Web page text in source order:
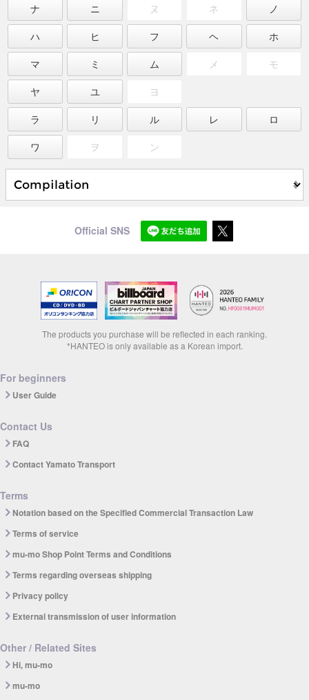
ナ
ニ ヌ ネ
ノ
ハ
ヒ フ ヘ
ホ
マ
ミ ム メ
モ
ヤ
ユ
ヨ
ラ
リ ル レ
ロ
ワ
ヲ ン
Official SNS
The products you purchase will be reflected in each ranking.
*HANTEO is only available as a Korean import.
For beginners
User Guide
Contact Us
FAQ
Contact Yamato Transport
Terms
Notation based on the Specified Commercial Transaction Law
Terms of service
mu-mo Shop Point Terms and Conditions
Terms regarding overseas shipping
Privacy policy
External transmission of user information
Other / Related Sites
Hi, mu-mo
mu-mo